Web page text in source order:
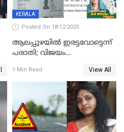
KERALA
Posted On 18-12-2025
ആലപ്പുഴയിൽ ഇരട്ടവോട്ടെന്ന്
പരാതി; വിജയം
വാർഡിലെ എൽഡിഎഫ്
സ്ഥാനാർത്ഥി
1 Min Read View All